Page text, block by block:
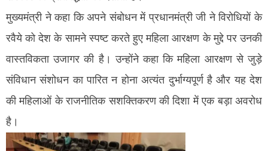
मुख्यमंत्री ने कहा कि अपने संबोधन में प्रधानमंत्री जी ने विरोधियों के
रवैये को देश के सामने स्पष्ट करते हुए महिला आरक्षण के मुद्दे पर उनकी
वास्तविकता उजागर की है। उन्होंने कहा कि महिला आरक्षण से जुड़े
संविधान संशोधन का पारित न होना अत्यंत दुर्भाग्यपूर्ण है और यह देश
की महिलाओं के राजनीतिक सशक्तिकरण की दिशा में एक बड़ा अवरोध
है।